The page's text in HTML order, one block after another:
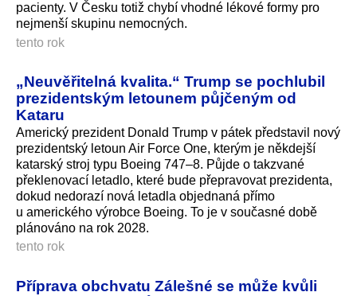
pacienty. V Česku totiž chybí vhodné lékové formy pro
nejmenší skupinu nemocných.
tento rok
„Neuvěřitelná kvalita.“ Trump se pochlubil
prezidentským letounem půjčeným od
Kataru
Americký prezident Donald Trump v pátek představil nový
prezidentský letoun Air Force One, kterým je někdejší
katarský stroj typu Boeing 747–8. Půjde o takzvané
překlenovací letadlo, které bude přepravovat prezidenta,
dokud nedorazí nová letadla objednaná přímo
u amerického výrobce Boeing. To je v současné době
plánováno na rok 2028.
tento rok
Příprava obchvatu Zálešné se může kvůli